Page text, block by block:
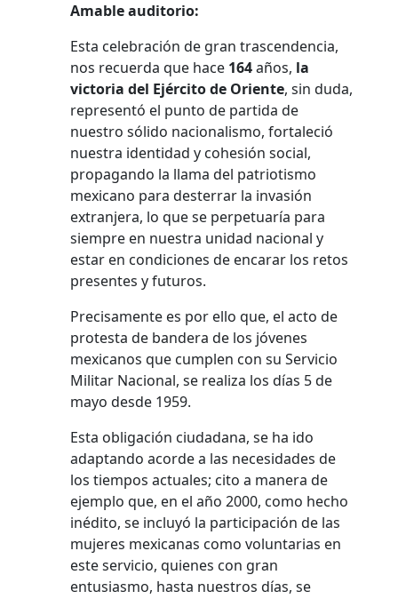
Amable auditorio:
Esta celebración de gran trascendencia,
nos recuerda que hace 164años, la
victoria del Ejército de Oriente, sin duda,
representó el punto de partida de
nuestro sólido nacionalismo, fortaleció
nuestra identidad y cohesión social,
propagando la llama del patriotismo
mexicano para desterrar la invasión
extranjera, lo que se perpetuaría para
siempre en nuestra unidad nacional y
estar en condiciones de encarar los retos
presentes y futuros.
Precisamente es por ello que, el acto de
protesta de bandera de los jóvenes
mexicanos que cumplen con su Servicio
Militar Nacional, se realiza los días 5 de
mayo desde 1959.
Esta obligación ciudadana, se ha ido
adaptando acorde a las necesidades de
los tiempos actuales; cito a manera de
ejemplo que, en el año 2000, como hecho
inédito, se incluyó la participación de las
mujeres mexicanas como voluntarias en
este servicio, quienes con gran
entusiasmo, hasta nuestros días, se